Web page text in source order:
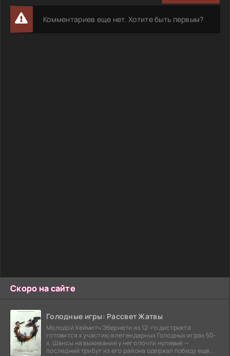
Скоро на сайте
Голодные игры: Рассвет Жатвы
Молодой Хеймитч Эбернети из 12-го дистрикта
готовится к участию в легендарных Голодных играх 50-
х. Шансы на выживание у него почти нулевые —
последний трибут из его района одержал победу еще
Комментариев еще нет. Хотите быть первым?